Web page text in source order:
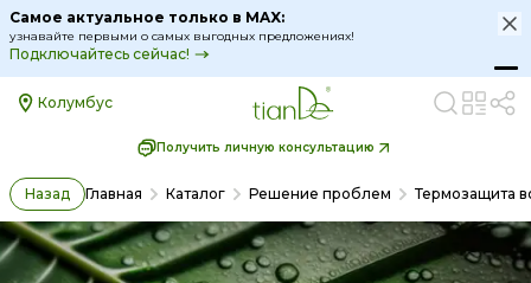
Самое актуальное только в MAX:
узнавайте первыми о самых выгодных предложениях!
Подключайтесь сейчас!
Колумбус
Получить личную консультацию
Назад Главная Каталог Решение проблем Термозащита
Термозащита волос | TianDe